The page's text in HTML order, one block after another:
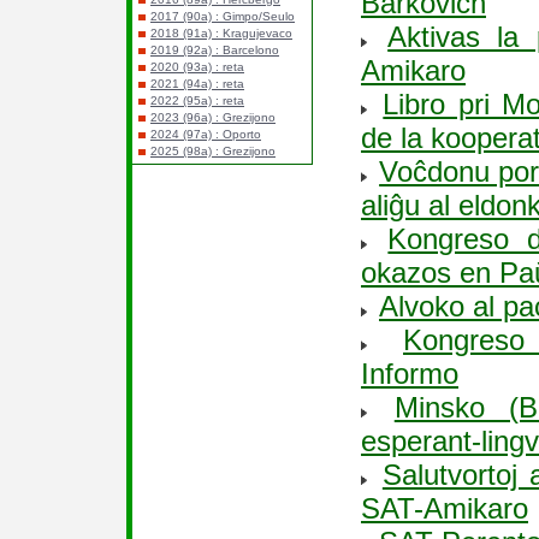
2017 (90a) : Gimpo/Seulo
2018 (91a) : Kragujevaco
2019 (92a) : Barcelono
2020 (93a) : reta
2021 (94a) : reta
2022 (95a) : reta
2023 (96a) : Grezijono
2024 (97a) : Oporto
2025 (98a) : Grezijono
Aktivas la
Amikaro
Libro pri
de la
Voĉdonu
aliĝu al
Kongreso
okazos en
Alvoko al
Informo
Minsko
esperant-
Salutvortoj
SAT-Amikaro